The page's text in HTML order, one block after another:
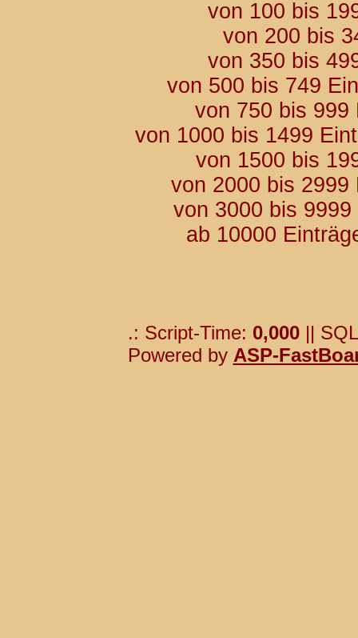
von 100 bis
von 200 bis
von 350 bis
von 500 bis 749
von 750 bis
von 1000 bis 1499
von 1500 bis
von 2000 bis
von 3000 bis
ab 10000
.: Script-Time: 0,000||
Powered by ASP-